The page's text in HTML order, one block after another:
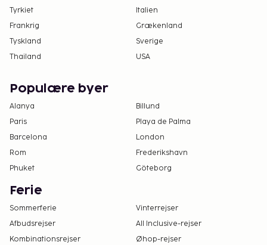
Tyrkiet
Italien
Frankrig
Grækenland
Tyskland
Sverige
Thailand
USA
Populære byer
Alanya
Billund
Paris
Playa de Palma
Barcelona
London
Rom
Frederikshavn
Phuket
Göteborg
Ferie
Sommerferie
Vinterrejser
Afbudsrejser
All Inclusive-rejser
Kombinationsrejser
Øhop-rejser